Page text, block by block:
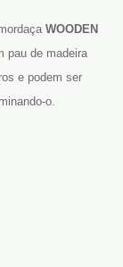
WOODEN
pau de madeira
e podem ser
o.